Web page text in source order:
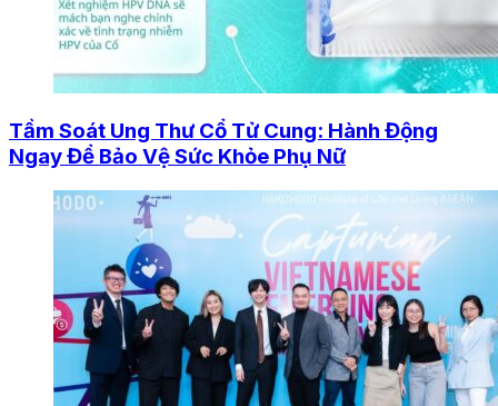
Tầm Soát Ung Thư Cổ Tử Cung: Hành Động
Ngay Để Bảo Vệ Sức Khỏe Phụ Nữ